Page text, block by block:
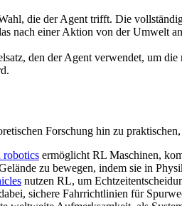
die der Agent trifft. Die
nach einer Aktion von der Umwelt
den der Agent verwendet, um
Forschung hin zu
ermöglicht RL Maschinen,
zu bewegen, indem sie in
nutzen RL, um
sichere Fahrrichtlinien für